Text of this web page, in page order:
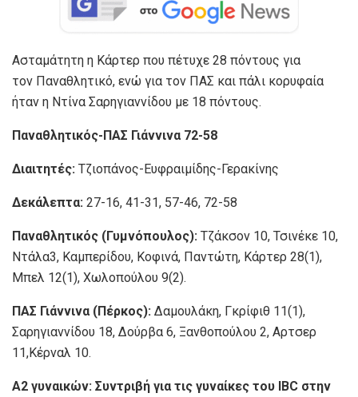
Ασταμάτητη η Κάρτερ που πέτυχε 28 πόντους για
τον Παναθλητικό, ενώ για τον ΠΑΣ και πάλι κορυφαία
ήταν η Ντίνα Σαρηγιαννίδου με 18 πόντους.
Παναθλητικός-ΠΑΣ Γιάννινα 72-58
Διαιτητές: Τζιοπάνος-Ευφραιμίδης-Γερακίνης
Δεκάλεπτα: 27-16, 41-31, 57-46, 72-58
Παναθλητικός (Γυμνόπουλος): Τζάκσον 10, Τσινέκε 10,
Ντάλα3, Καμπερίδου, Κοφινά, Παντώτη, Κάρτερ 28(1),
Μπελ 12(1), Χωλοπούλου 9(2).
ΠΑΣ Γιάννινα (Πέρκος): Δαμουλάκη, Γκρίφιθ 11(1),
Σαρηγιαννίδου 18, Δούρβα 6, Ξανθοπούλου 2, Αρτσερ
11,Κέρναλ 10.
Α2 γυναικών: Συντριβή για τις γυναίκες του IBC στην